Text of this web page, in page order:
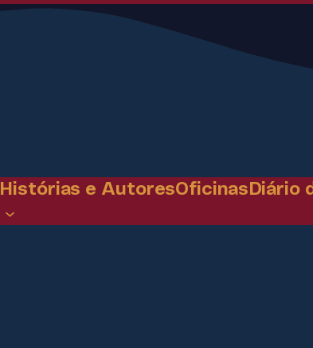
Histórias e AutoresOficinasDiário